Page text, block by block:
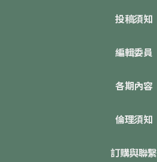
投稿須知
編輯委員
各期內容
倫理須知
訂購與聯繫